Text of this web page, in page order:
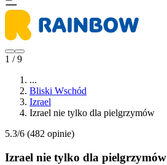
1 / 9
...
Bliski Wschód
Izrael
Izrael nie tylko dla pielgrzymów
5.3/6 (482 opinie)
Izrael nie tylko dla pielgrzymów